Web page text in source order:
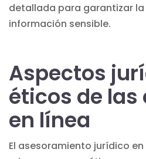
detallada para garantizar
información sensible.
Aspectos
éticos de
en línea
El asesoramiento jurídico